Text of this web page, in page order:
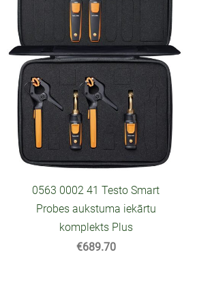
0563 0002 41 Testo Smart
Probes aukstuma iekārtu
komplekts Plus
€689.70